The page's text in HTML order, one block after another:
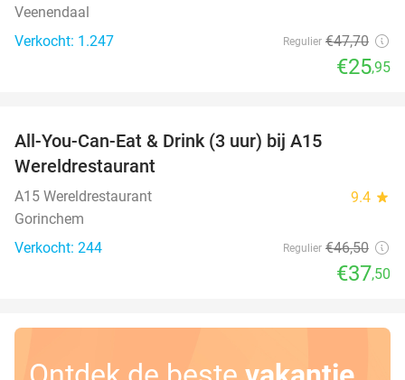
Veenendaal
Verkocht: 1.247
Regulier €47,70
€25,95
All-You-Can-Eat & Drink (3 uur) bij A15
Wereldrestaurant
A15 Wereldrestaurant 9.4 star
Gorinchem
Verkocht: 244
Regulier €46,50
€37,50